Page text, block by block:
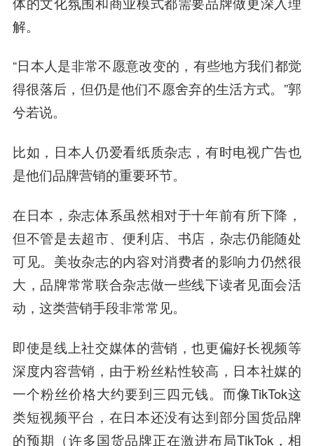
解。
“日本人是非常不愿意改变的，有些地方我们都觉
得很落后，但仍是他们不愿舍弃的生活方式。”郭
兮若说。
比如，日本人仍爱看纸质杂志，有时电视广告也
是他们品牌营销的重要环节。
在日本，杂志体系虽然相对于十年前有所下降，
但不管是去超市、便利店、书店，杂志仍能随处
可见。美妆杂志的内容对消费者的影响力仍然很
大，品牌常常联合杂志做一些线下读者见面会活
动，这类营销手段非常常见。
即使是线上社交媒体的营销，也更偏好长视频等
深度内容营销，由于粉丝粘性较高， 日本社媒的
一个粉丝价格大约要到三四元钱。而像TikTok这
类短视频平台，在日本还没有达到部分国货品牌
的预期（许多国货品牌正在激进布局TikTok，相